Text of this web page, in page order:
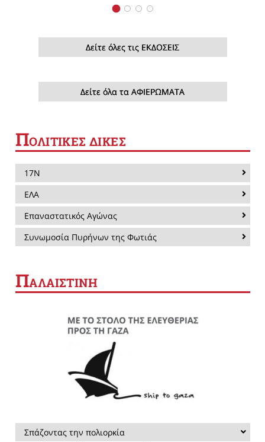
Δείτε όλες τις ΕΚΔΟΣΕΙΣ
Δείτε όλα τα ΑΦΙΕΡΩΜΑΤΑ
ΠΟΛΙΤΙΚΕΣ ΔΙΚΕΣ
17Ν
ΕΛΑ
Επαναστατικός Αγώνας
Συνωμοσία Πυρήνων της Φωτιάς
ΠΑΛΑΙΣΤΙΝΗ
Σπάζοντας την πολιορκία